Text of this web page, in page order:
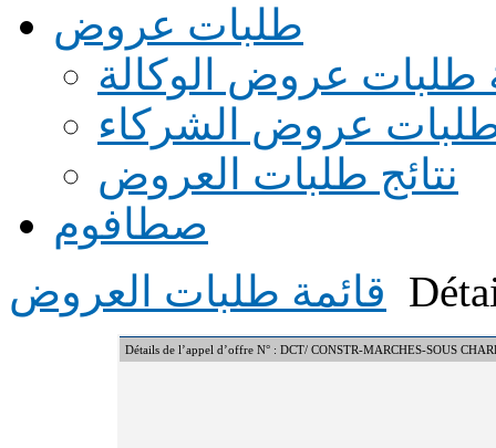
طلبات عروض
طلبات عروض الوكالة
طلبات عروض الشركاء
نتائج طلبات العروض
صطافوم
قائمة طلبات العروض
Détails de l’appel d’offre N° : DCT/ CONSTR-MARCHES-SOUS